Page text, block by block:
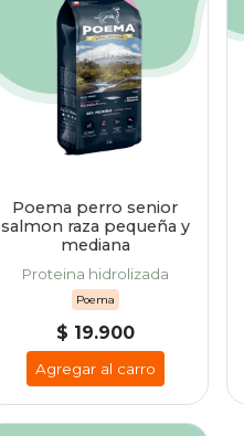
Poema perro senior
salmon raza pequeña y
mediana
Proteina hidrolizada
Poema
$ 19.900
Agregar al carro